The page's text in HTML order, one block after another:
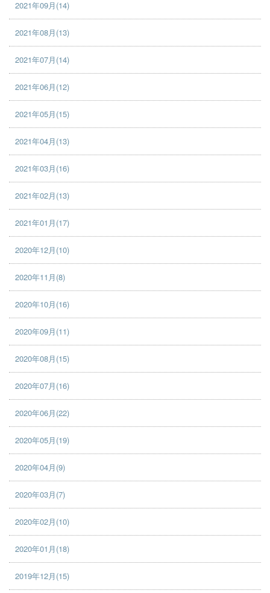
2021年09月(14)
2021年08月(13)
2021年07月(14)
2021年06月(12)
2021年05月(15)
2021年04月(13)
2021年03月(16)
2021年02月(13)
2021年01月(17)
2020年12月(10)
2020年11月(8)
2020年10月(16)
2020年09月(11)
2020年08月(15)
2020年07月(16)
2020年06月(22)
2020年05月(19)
2020年04月(9)
2020年03月(7)
2020年02月(10)
2020年01月(18)
2019年12月(15)